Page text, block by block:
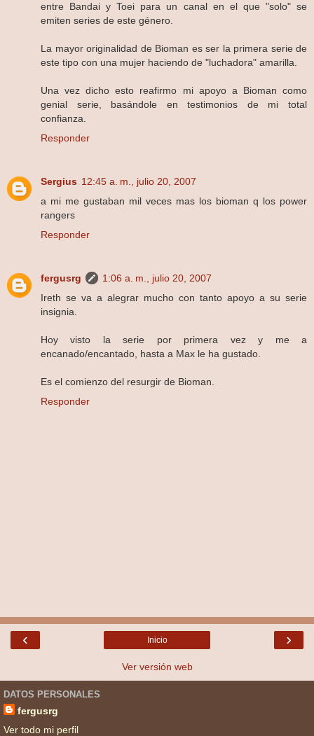
entre Bandai y Toei para un canal en el que "solo" se
emiten series de este género.
La mayor originalidad de Bioman es ser la primera serie de
este tipo con una mujer haciendo de "luchadora" amarilla.
Una vez dicho esto reafirmo mi apoyo a Bioman como
genial serie, basándole en testimonios de mi total
confianza.
Responder
Sergius 12:45 a. m., julio 20, 2007
a mi me gustaban mil veces mas los bioman q los power
rangers
Responder
fergusrg
1:06 a. m., julio 20, 2007
Ireth se va a alegrar mucho con tanto apoyo a su serie
insignia.
Hoy visto la serie por primera vez y me a
encanado/encantado, hasta a Max le ha gustado.
Es el comienzo del resurgir de Bioman.
Responder
‹ ›
Inicio
Ver versión web
DATOS PERSONALES
fergusrg
Ver todo mi perfil